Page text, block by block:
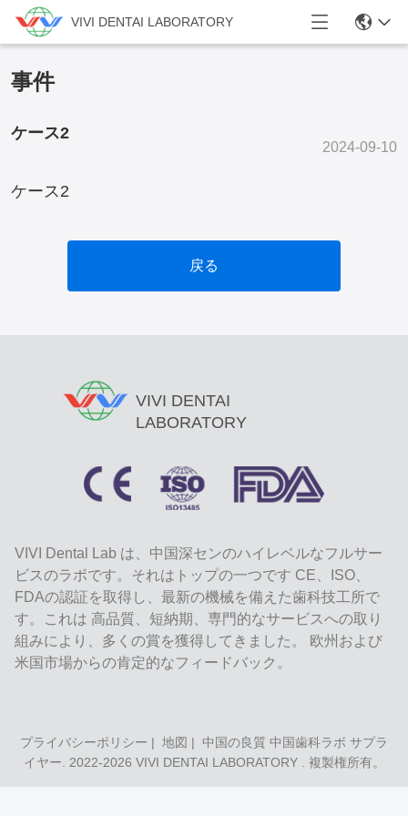
VIVI DENTAI LABORATORY
事件
ケース2
2024-09-10
ケース2
戻る
VIVI DENTAI
LABORATORY
VIVI Dental Lab は、中国深センのハイレベルなフルサー
ビスのラボです。それはトップの一つです CE、ISO、
FDAの認証を取得し、最新の機械を備えた歯科技工所で
す。これは 高品質、短納期、専門的なサービスへの取り
組みにより、多くの賞を獲得してきました。 欧州および
米国市場からの肯定的なフィードバック。
プライバシーポリシー | 地図 | 中国の良質 中国歯科ラボ サプラ
イヤー. 2022-2026 VIVI DENTAI LABORATORY. 複製権所有。